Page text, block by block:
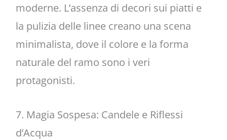
moderne. L’assenza di decori sui piatti e
la pulizia delle linee creano una scena
minimalista, dove il colore e la forma
naturale del ramo sono i veri
protagonisti.
7. Magia Sospesa: Candele e Riflessi
d’Acqua